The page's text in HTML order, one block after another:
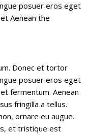
posuer eros eget
Aenean the
Donec et tortor
posuer eros eget
fermentum. Aenean
fringilla a tellus.
ornare eu augue.
et tristique est